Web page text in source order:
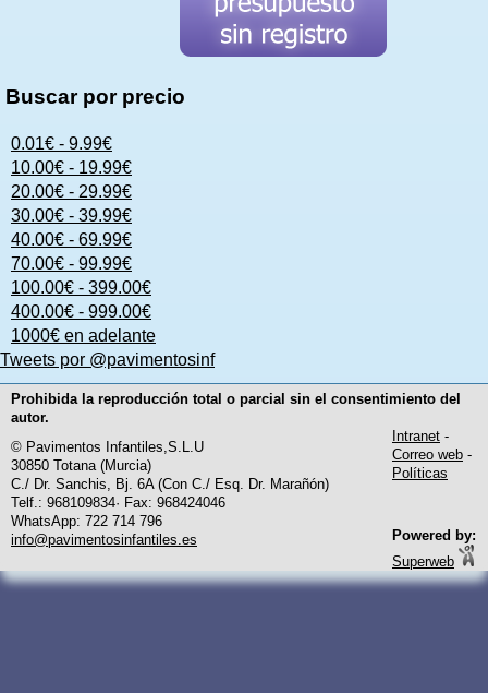
Buscar por precio
0.01€ - 9.99€
10.00€ - 19.99€
20.00€ - 29.99€
30.00€ - 39.99€
40.00€ - 69.99€
70.00€ - 99.99€
100.00€ - 399.00€
400.00€ - 999.00€
1000€ en adelante
Tweets por @pavimentosinf
Prohibida la reproducción total o parcial sin el consentimiento del
autor.
© Pavimentos Infantiles,S.L.U
30850 Totana (Murcia)
C./ Dr. Sanchis, Bj. 6A (Con C./ Esq. Dr. Marañón)
Telf.: 968109834· Fax: 968424046
WhatsApp: 722 714 796
info@pavimentosinfantiles.es
Intranet -
Correo web -
Políticas
Powered by:
Superweb